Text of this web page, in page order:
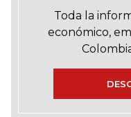
Toda la
económico,